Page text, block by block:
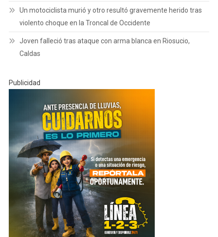
Un motociclista murió y otro resultó gravemente herido tras
violento choque en la Troncal de Occidente
Joven falleció tras ataque con arma blanca en Riosucio,
Caldas
Publicidad